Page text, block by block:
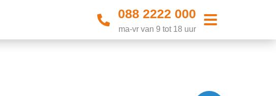
088 2222 000
ma-vr van 9 tot 18 uur